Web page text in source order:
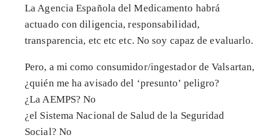
La Agencia Española del Medicamento habrá
actuado con diligencia, responsabilidad,
transparencia, etc etc etc. No soy capaz de evaluarlo.
Pero, a mi como consumidor/ingestador de Valsartan,
¿quién me ha avisado del ‘presunto’ peligro?
¿La AEMPS? No
¿el Sistema Nacional de Salud de la Seguridad
Social? No